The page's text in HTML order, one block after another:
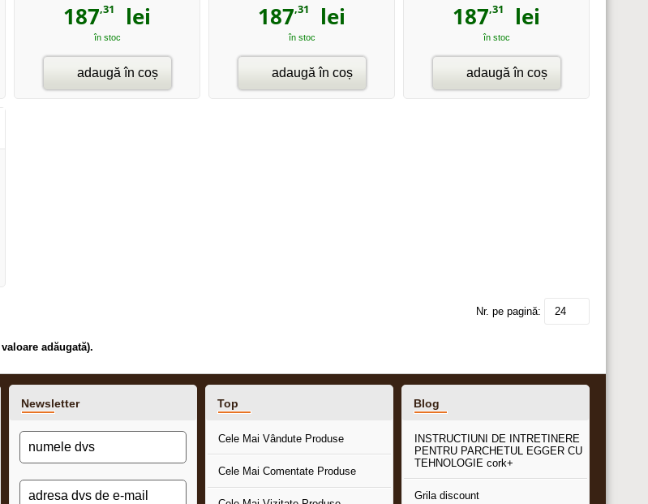
187,31 lei
în stoc
adaugă în coș
187,31 lei
în stoc
adaugă în coș
187,31 lei
în stoc
adaugă în coș
Nr. pe pagină: 24
adăugată).
Newsletter Top
Cele Mai Vândute Produse
Cele Mai Comentate Produse
Blog
INSTRUCTIUNI DE INTRETINERE
PENTRU PARCHETUL EGGER CU
TEHNOLOGIE cork+
Grila discount